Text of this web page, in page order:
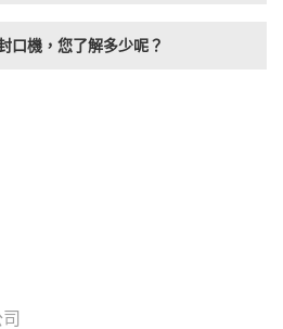
口機，您了解多少呢？